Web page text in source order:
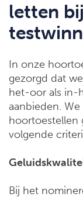
letten
In onze
gezorgd dat
het-oor als in-
aanbieden.
hoortoestellen
volgende
Bij het